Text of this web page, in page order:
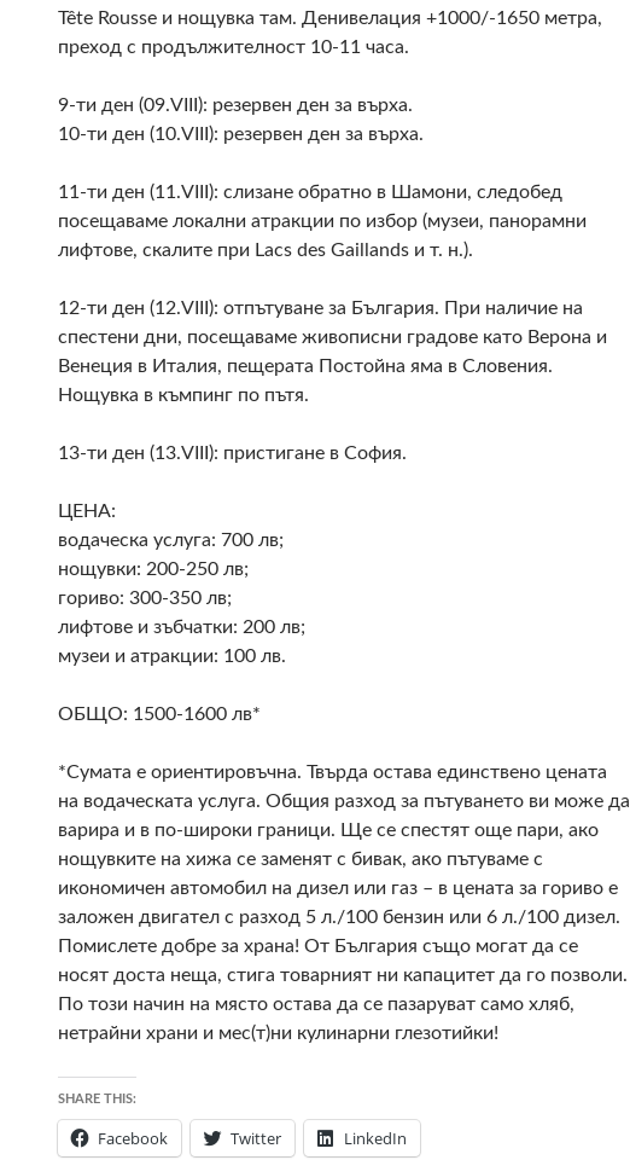
Tête Rousse и нощувка там. Денивелация +1000/-1650 метра,
преход с продължителност 10-11 часа.
9-ти ден (09.VIII): резервен ден за върха.
10-ти ден (10.VIII): резервен ден за върха.
11-ти ден (11.VIII): слизане обратно в Шамони, следобед
посещаваме локални атракции по избор (музеи, панорамни
лифтове, скалите при Lacs des Gaillands и т. н.).
12-ти ден (12.VIII): отпътуване за България. При наличие на
спестени дни, посещаваме живописни градове като Верона и
Венеция в Италия, пещерата Постойна яма в Словения.
Нощувка в къмпинг по пътя.
13-ти ден (13.VIII): пристигане в София.
ЦЕНА:
водаческа услуга: 700 лв;
нощувки: 200-250 лв;
гориво: 300-350 лв;
лифтове и зъбчатки: 200 лв;
музеи и атракции: 100 лв.
ОБЩО: 1500-1600 лв*
*Сумата е ориентировъчна. Твърда остава единствено цената
на водаческата услуга. Общия разход за пътуването ви може да
варира и в по-широки граници. Ще се спестят още пари, ако
нощувките на хижа се заменят с бивак, ако пътуваме с
икономичен автомобил на дизел или газ – в цената за гориво е
заложен двигател с разход 5 л./100 бензин или 6 л./100 дизел.
Помислете добре за храна! От България също могат да се
носят доста неща, стига товарният ни капацитет да го позволи.
По този начин на място остава да се пазаруват само хляб,
нетрайни храни и мес(т)ни кулинарни глезотийки!
SHARE THIS:
Facebook Twitter LinkedIn